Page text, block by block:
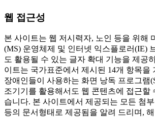
웹 접근성
본 사이트는 웹 저시력자, 노인 등을 위해
(MS) 운영체제 및 인터넷 익스플로러(IE)
도 활용될 수 있는 글자 확대 기능을 제공
이트는 국가표준에서 제시된 14개 항목을
장애인들이 사용하는 화면 낭독 프로그램
조기기를 활용해서도 웹 콘텐츠에 접근할
습니다. 본 사이트에서 제공되는 모든 첨
등의 문서형태로 제공됨을 알려 드리며,